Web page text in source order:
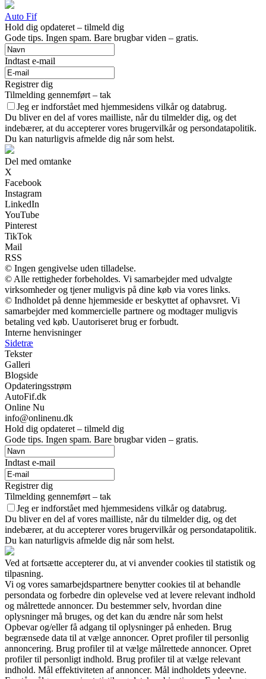
Auto Fif
Hold dig opdateret – tilmeld dig
Gode tips. Ingen spam. Bare brugbar viden – gratis.
Indtast e-mail
Registrer dig
Tilmelding gennemført – tak
Jeg er indforstået med hjemmesidens vilkår og databrug.
Du bliver en del af vores mailliste, når du tilmelder dig, og det
indebærer, at du accepterer vores brugervilkår og persondatapolitik.
Du kan naturligvis afmelde dig når som helst.
Del med omtanke
X
Facebook
Instagram
LinkedIn
YouTube
Pinterest
TikTok
Mail
RSS
© Ingen gengivelse uden tilladelse.
© Alle rettigheder forbeholdes. Vi samarbejder med udvalgte
virksomheder og tjener muligvis på dine køb via vores links.
© Indholdet på denne hjemmeside er beskyttet af ophavsret. Vi
samarbejder med kommercielle partnere og modtager muligvis
betaling ved køb. Uautoriseret brug er forbudt.
Interne henvisninger
Sidetræ
Tekster
Galleri
Blogside
Opdateringsstrøm
AutoFif.dk
Online Nu
info@onlinenu.dk
Hold dig opdateret – tilmeld dig
Gode tips. Ingen spam. Bare brugbar viden – gratis.
Indtast e-mail
Registrer dig
Tilmelding gennemført – tak
Jeg er indforstået med hjemmesidens vilkår og databrug.
Du bliver en del af vores mailliste, når du tilmelder dig, og det
indebærer, at du accepterer vores brugervilkår og persondatapolitik.
Du kan naturligvis afmelde dig når som helst.
Ved at fortsætte accepterer du, at vi anvender cookies til statistik og
tilpasning.
Vi og vores samarbejdspartnere benytter cookies til at behandle
persondata og forbedre din oplevelse ved at levere relevant indhold
og målrettede annoncer. Du bestemmer selv, hvordan dine
oplysninger må bruges, og det kan du ændre når som helst
Opbevar og/eller få adgang til oplysninger på enheden. Brug
begrænsede data til at vælge annoncer. Opret profiler til personlig
annoncering. Brug profiler til at vælge målrettede annoncer. Opret
profiler til personligt indhold. Brug profiler til at vælge relevant
indhold. Mål effektiviteten af annoncer. Mål indholdets ydeevne.